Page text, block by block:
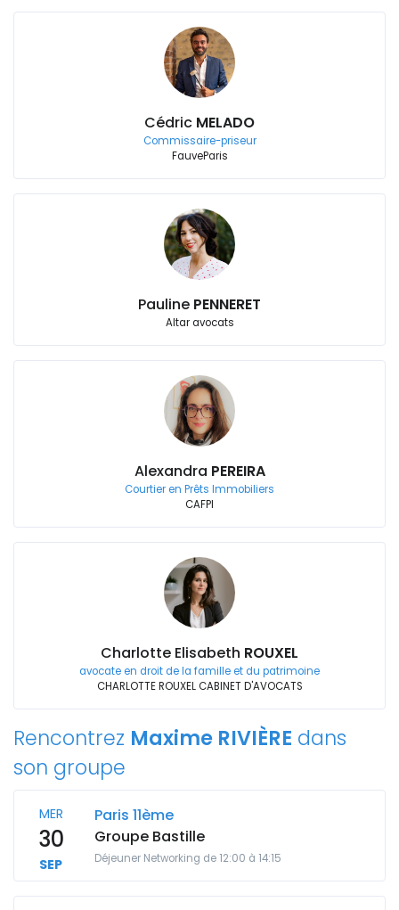
Cédric MELADO
Commissaire-priseur
FauveParis
Pauline PENNERET
Altar avocats
Alexandra PEREIRA
Courtier en Prêts Immobiliers
CAFPI
Charlotte Elisabeth ROUXEL
avocate en droit de la famille et du patrimoine
CHARLOTTE ROUXEL CABINET D'AVOCATS
Rencontrez Maxime RIVIÈRE dans
son groupe
MER
30
SEP
Paris 11ème
Groupe Bastille
Déjeuner Networking de 12:00 à 14:15